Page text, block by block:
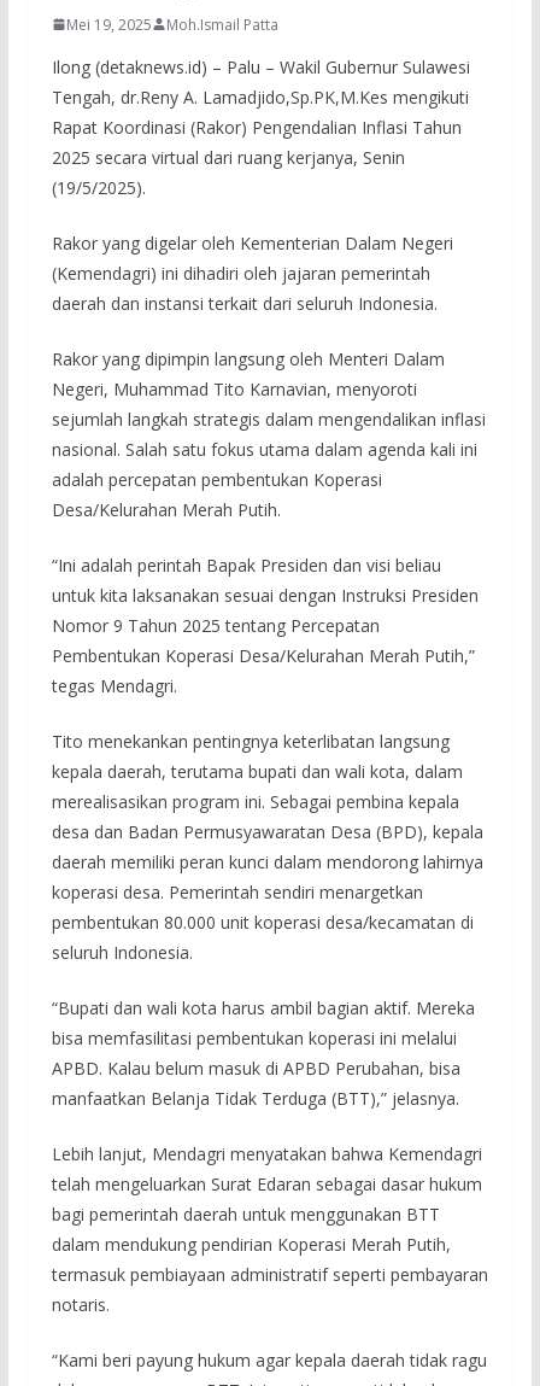
Mei 19, 2025 Moh.Ismail Patta
Ilong (detaknews.id) – Palu – Wakil Gubernur Sulawesi
Tengah, dr.Reny A. Lamadjido,Sp.PK,M.Kes mengikuti
Rapat Koordinasi (Rakor) Pengendalian Inflasi Tahun
2025 secara virtual dari ruang kerjanya, Senin
(19/5/2025).
Rakor yang digelar oleh Kementerian Dalam Negeri
(Kemendagri) ini dihadiri oleh jajaran pemerintah
daerah dan instansi terkait dari seluruh Indonesia.
Rakor yang dipimpin langsung oleh Menteri Dalam
Negeri, Muhammad Tito Karnavian, menyoroti
sejumlah langkah strategis dalam mengendalikan inflasi
nasional. Salah satu fokus utama dalam agenda kali ini
adalah percepatan pembentukan Koperasi
Desa/Kelurahan Merah Putih.
“Ini adalah perintah Bapak Presiden dan visi beliau
untuk kita laksanakan sesuai dengan Instruksi Presiden
Nomor 9 Tahun 2025 tentang Percepatan
Pembentukan Koperasi Desa/Kelurahan Merah Putih,”
tegas Mendagri.
Tito menekankan pentingnya keterlibatan langsung
kepala daerah, terutama bupati dan wali kota, dalam
merealisasikan program ini. Sebagai pembina kepala
desa dan Badan Permusyawaratan Desa (BPD), kepala
daerah memiliki peran kunci dalam mendorong lahirnya
koperasi desa. Pemerintah sendiri menargetkan
pembentukan 80.000 unit koperasi desa/kecamatan di
seluruh Indonesia.
“Bupati dan wali kota harus ambil bagian aktif. Mereka
bisa memfasilitasi pembentukan koperasi ini melalui
APBD. Kalau belum masuk di APBD Perubahan, bisa
manfaatkan Belanja Tidak Terduga (BTT),” jelasnya.
Lebih lanjut, Mendagri menyatakan bahwa Kemendagri
telah mengeluarkan Surat Edaran sebagai dasar hukum
bagi pemerintah daerah untuk menggunakan BTT
dalam mendukung pendirian Koperasi Merah Putih,
termasuk pembiayaan administratif seperti pembayaran
notaris.
“Kami beri payung hukum agar kepala daerah tidak ragu